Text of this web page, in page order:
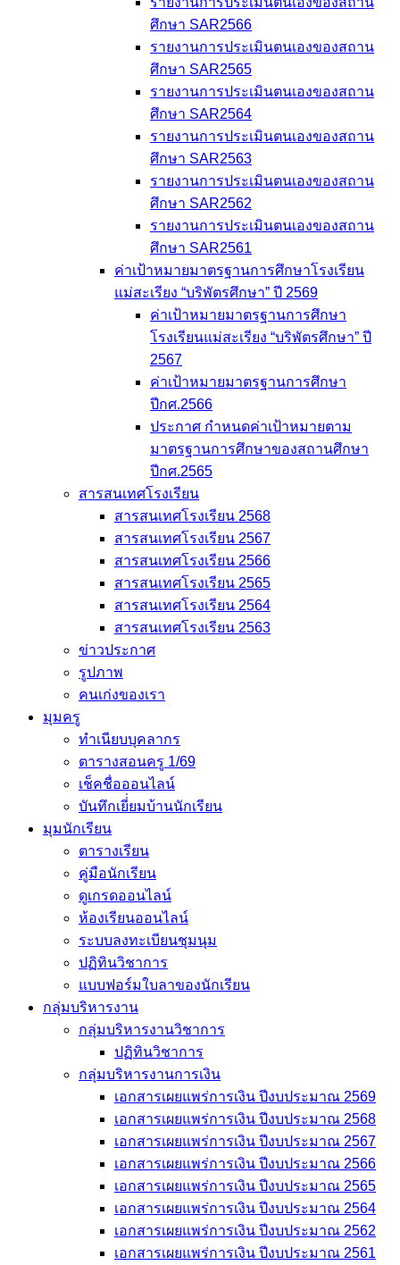
ศึกษา SAR2566
รายงานการประเมินตนเองของสถาน
ศึกษา SAR2565
รายงานการประเมินตนเองของสถาน
ศึกษา SAR2564
รายงานการประเมินตนเองของสถาน
ศึกษา SAR2563
รายงานการประเมินตนเองของสถาน
ศึกษา SAR2562
รายงานการประเมินตนเองของสถาน
ศึกษา SAR2561
ค่าเป้าหมายมาตรฐานการศึกษาโรงเรียน
แม่สะเรียง “บริพัตรศึกษา” ปี 2569
ค่าเป้าหมายมาตรฐานการศึกษา
โรงเรียนแม่สะเรียง “บริพัตรศึกษา” ปี
2567
ค่าเป้าหมายมาตรฐานการศึกษา
ปีกศ.2566
ประกาศ กำหนดค่าเป้าหมายตาม
มาตรฐานการศึกษาของสถานศึกษา
ปีกศ.2565
สารสนเทศโรงเรียน
สารสนเทศโรงเรียน 2568
สารสนเทศโรงเรียน 2567
สารสนเทศโรงเรียน 2566
สารสนเทศโรงเรียน 2565
สารสนเทศโรงเรียน 2564
สารสนเทศโรงเรียน 2563
ข่าวประกาศ
รูปภาพ
คนเก่งของเรา
มุมครู
ทำเนียบบุคลากร
ตารางสอนครู 1/69
เช็คชื่อออนไลน์
บันทึกเยี่่ยมบ้านนักเรียน
มุมนักเรียน
ตารางเรียน
คู่มือนักเรียน
ดูเกรดออนไลน์
ห้องเรียนออนไลน์
ระบบลงทะเบียนชุมนุม
ปฏิทินวิชาการ
แบบฟอร์มใบลาของนักเรียน
กลุ่มบริหารงาน
กลุ่มบริหารงานวิชาการ
ปฏิทินวิชาการ
กลุ่มบริหารงานการเงิน
เอกสารเผยแพร่การเงิน ปีงบประมาณ 2569
เอกสารเผยแพร่การเงิน ปีงบประมาณ 2568
เอกสารเผยแพร่การเงิน ปีงบประมาณ 2567
เอกสารเผยแพร่การเงิน ปีงบประมาณ 2566
เอกสารเผยแพร่การเงิน ปีงบประมาณ 2565
เอกสารเผยแพร่การเงิน ปีงบประมาณ 2564
เอกสารเผยแพร่การเงิน ปีงบประมาณ 2562
เอกสารเผยแพร่การเงิน ปีงบประมาณ 2561